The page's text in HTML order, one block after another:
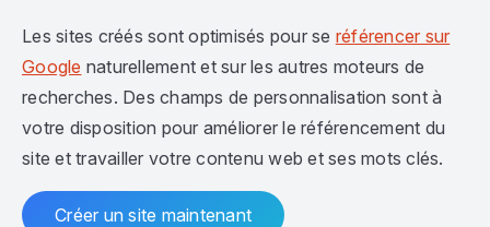
Les sites créés sont optimisés pour se référencer sur
Google naturellement et sur les autres moteurs de
recherches. Des champs de personnalisation sont à
votre disposition pour améliorer le référencement du
site et travailler votre contenu web et ses mots clés.
Créer un site maintenant